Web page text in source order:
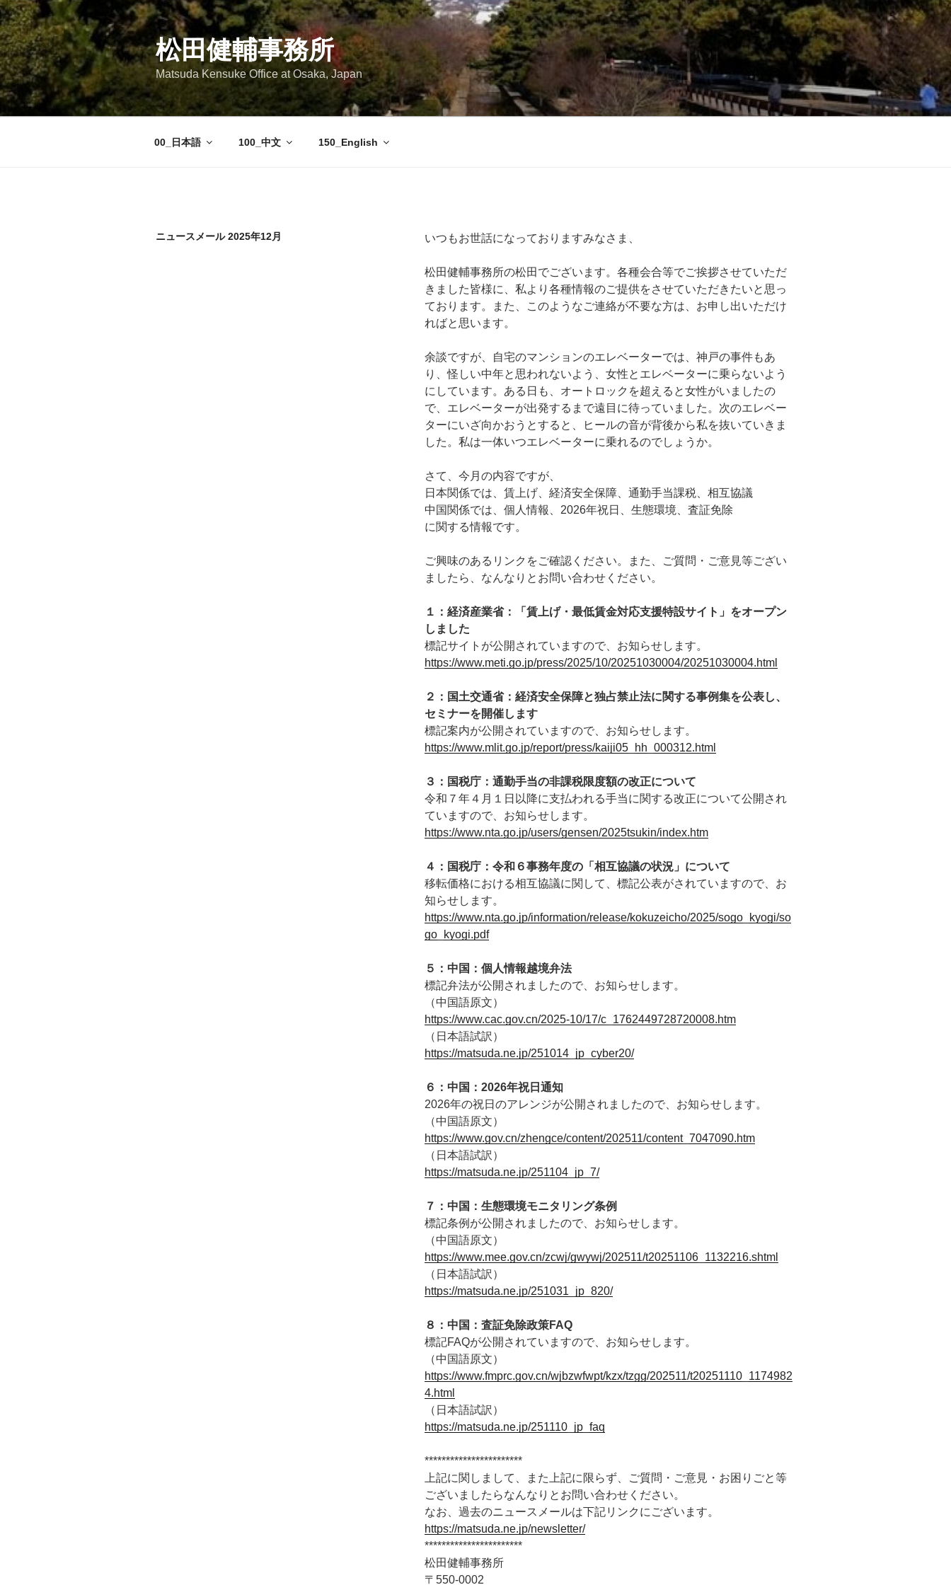
コ
ン
テ
ン
ツ
へ
ス
松田健輔事務所
Matsuda Kensuke Office at Osaka, Japan
00_日本語 100_中文 150_English
ニュースメール 2025年12月 いつもお世話になっておりますみなさま、
松田健輔事務所の松田でございます。各種会合等でご挨拶させていただ
きました皆様に、私より各種情報のご提供をさせていただきたいと思っ
ております。また、このようなご連絡が不要な方は、お申し出いただけ
ればと思います。
余談ですが、自宅のマンションのエレベーターでは、神戸の事件もあ
り、怪しい中年と思われないよう、女性とエレベーターに乗らないよう
にしています。ある日も、オートロックを超えると女性がいましたの
で、エレベーターが出発するまで遠目に待っていました。次のエレベー
ターにいざ向かおうとすると、ヒールの音が背後から私を抜いていきま
した。私は一体いつエレベーターに乗れるのでしょうか。
さて、今月の内容ですが、
日本関係では、賃上げ、経済安全保障、通勤手当課税、相互協議
中国関係では、個人情報、2026年祝日、生態環境、査証免除
に関する情報です。
ご興味のあるリンクをご確認ください。また、ご質問・ご意見等ござい
ましたら、なんなりとお問い合わせください。
１：経済産業省：「賃上げ・最低賃金対応支援特設サイト」をオープン
しました
標記サイトが公開されていますので、お知らせします。
https://www.meti.go.jp/press/2025/10/20251030004/20251030004.html
２：国土交通省：経済安全保障と独占禁止法に関する事例集を公表し、
セミナーを開催します
標記案内が公開されていますので、お知らせします。
https://www.mlit.go.jp/report/press/kaiji05_hh_000312.html
３：国税庁：通勤手当の非課税限度額の改正について
令和７年４月１日以降に支払われる手当に関する改正について公開され
ていますので、お知らせします。
https://www.nta.go.jp/users/gensen/2025tsukin/index.htm
４：国税庁：令和６事務年度の「相互協議の状況」について
移転価格における相互協議に関して、標記公表がされていますので、お
知らせします。
https://www.nta.go.jp/information/release/kokuzeicho/2025/sogo_kyogi/so
go_kyogi.pdf
５：中国：個人情報越境弁法
標記弁法が公開されましたので、お知らせします。
（中国語原文）
https://www.cac.gov.cn/2025-10/17/c_1762449728720008.htm
（日本語試訳）
https://matsuda.ne.jp/251014_jp_cyber20/
６：中国：2026年祝日通知
2026年の祝日のアレンジが公開されましたので、お知らせします。
（中国語原文）
https://www.gov.cn/zhengce/content/202511/content_7047090.htm
（日本語試訳）
https://matsuda.ne.jp/251104_jp_7/
７：中国：生態環境モニタリング条例
標記条例が公開されましたので、お知らせします。
（中国語原文）
https://www.mee.gov.cn/zcwj/gwywj/202511/t20251106_1132216.shtml
（日本語試訳）
https://matsuda.ne.jp/251031_jp_820/
８：中国：査証免除政策FAQ
標記FAQが公開されていますので、お知らせします。
（中国語原文）
https://www.fmprc.gov.cn/wjbzwfwpt/kzx/tzgg/202511/t20251110_1174982
4.html
（日本語試訳）
https://matsuda.ne.jp/251110_jp_faq
***********************
上記に関しまして、また上記に限らず、ご質問・ご意見・お困りごと等
ございましたらなんなりとお問い合わせください。
なお、過去のニュースメールは下記リンクにございます。
https://matsuda.ne.jp/newsletter/
***********************
松田健輔事務所
〒550-0002